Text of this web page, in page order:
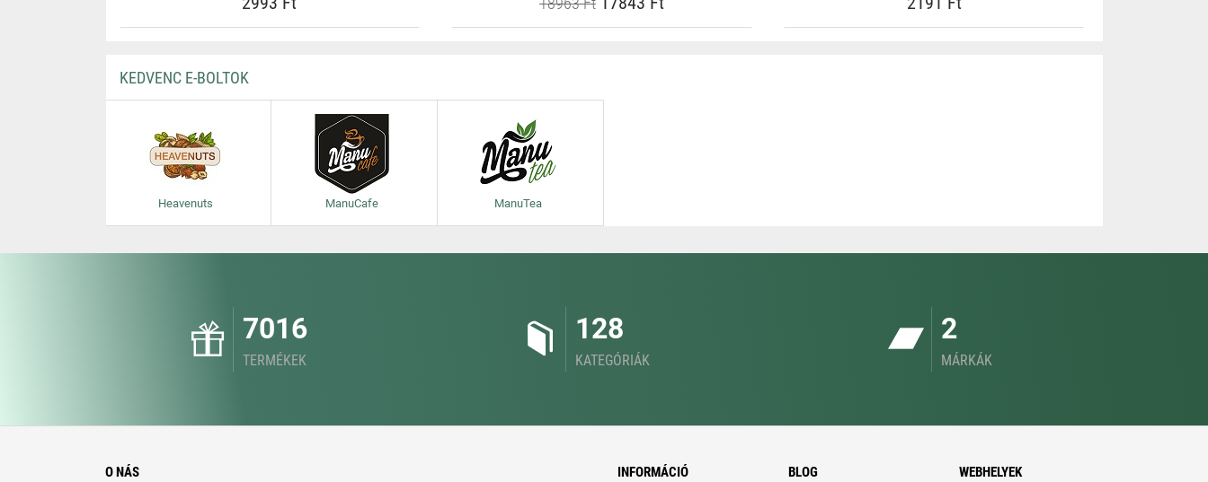
KEDVENC E-BOLTOK
Heavenuts ManuCafe ManuTea
7016
TERMÉKEK
128
KATEGÓRIÁK
2
MÁRKÁK
O NÁS INFORMÁCIÓ BLOG WEBHELYEK